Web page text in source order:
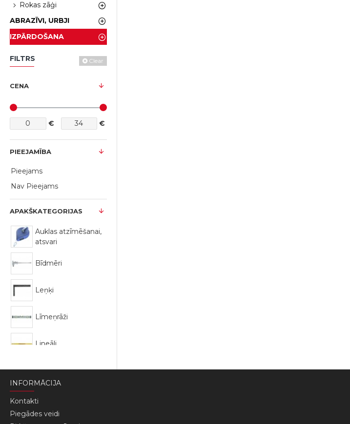
Rokas zāģi
ABRAZĪVI, URBJI
IZPĀRDOŠANA
FILTRS Clear
CENA
€ €
APAKŠKATEGORIJAS
Auklas atzīmēšanai,
atsvari
Bīdmēri
Leņķi
Līmeņrāži
Lineāli
Mērlentas
PIEEJAMĪBA
Pieejams
Nav Pieejams
INFORMĀCIJA
Kontakti
Piegādes veidi